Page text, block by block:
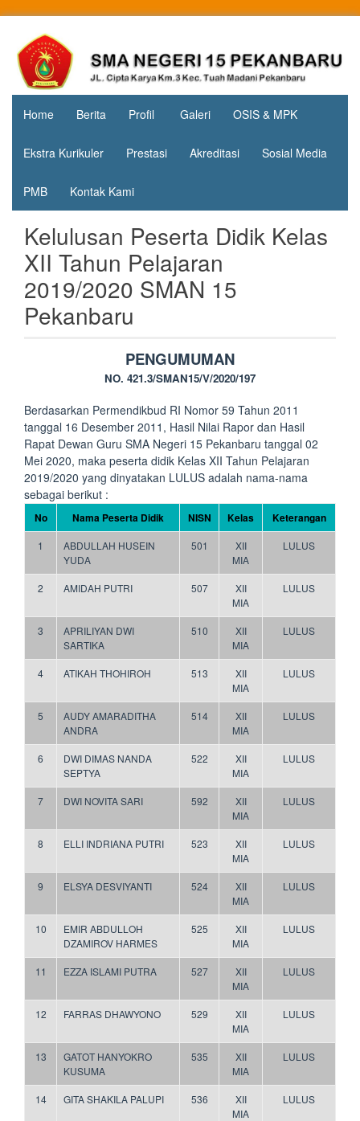
contentSMA
Negeri 15
Pekanbaru
Jl. Cipta
Karya
KM.3, Kec.
Tuah
Madani,
Home Berita Profil Galeri OSIS & MPK
Ekstra Kurikuler Prestasi Akreditasi Sosial Media
PMB Kontak Kami
Kelulusan Peserta Didik Kelas
XII Tahun Pelajaran
2019/2020 SMAN 15
Pekanbaru
PENGUMUMAN
NO. 421.3/SMAN15/V/2020/197
Berdasarkan Permendikbud RI Nomor 59 Tahun 2011
tanggal 16 Desember 2011, Hasil Nilai Rapor dan Hasil
Rapat Dewan Guru SMA Negeri 15 Pekanbaru tanggal 02
Mei 2020, maka peserta didik Kelas XII Tahun Pelajaran
2019/2020 yang dinyatakan LULUS adalah nama-nama
sebagai berikut :
No Nama Peserta Didik NISN Kelas Keterangan
1
ABDULLAH HUSEIN
YUDA
501
XII
MIA
LULUS
2 AMIDAH PUTRI 507
XII
MIA
LULUS
3
APRILIYAN DWI
SARTIKA
510
XII
MIA
LULUS
4 ATIKAH THOHIROH 513
XII
MIA
LULUS
5
AUDY AMARADITHA
ANDRA
514
XII
MIA
LULUS
6
DWI DIMAS NANDA
SEPTYA
522
XII
MIA
LULUS
7 DWI NOVITA SARI 592
XII
MIA
LULUS
8 ELLI INDRIANA PUTRI 523
XII
MIA
LULUS
9 ELSYA DESVIYANTI 524
XII
MIA
LULUS
10
EMIR ABDULLOH
DZAMIROV HARMES
525
XII
MIA
LULUS
11 EZZA ISLAMI PUTRA 527
XII
MIA
LULUS
12 FARRAS DHAWYONO 529
XII
MIA
LULUS
13
GATOT HANYOKRO
KUSUMA
535
XII
MIA
LULUS
14 GITA SHAKILA PALUPI 536
XII
MIA
LULUS